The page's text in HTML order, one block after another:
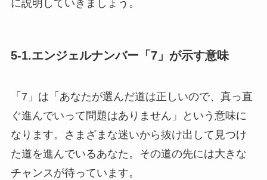
に説明していきましょう。
5-1.エンジェルナンバー「7」が示す意味
「7」は「あなたが選んだ道は正しいので、真っ直
ぐ進んでいって問題はありません」という意味に
なります。さまざまな迷いから抜け出して見つけ
た道を進んでいるあなた。その道の先には大きな
チャンスが待っています。